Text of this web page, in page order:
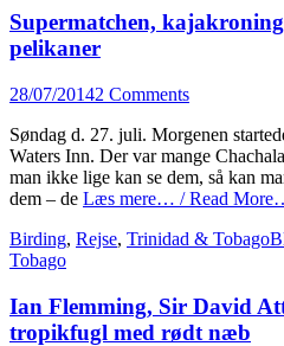
Supermatchen,
pelikaner
Posted
28/07/20142 Comments
Søndag d. 27. juli. Morgenen
Waters Inn. Der var mange
man ikke lige kan se dem, så kan
dem – de Læs mere… / Read
Categories
Birding, Rejse, Trinidad & Tobago
Tobago
Ian Flemming, Sir David
tropikfugl med rødt næb